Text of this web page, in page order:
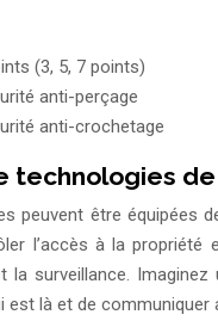
(3, 5, 7 points)
anti-perçage
anti-crochetage
technologies
peuvent être équipées
l’accès à la propriété
la surveillance.
est là et de communiquer